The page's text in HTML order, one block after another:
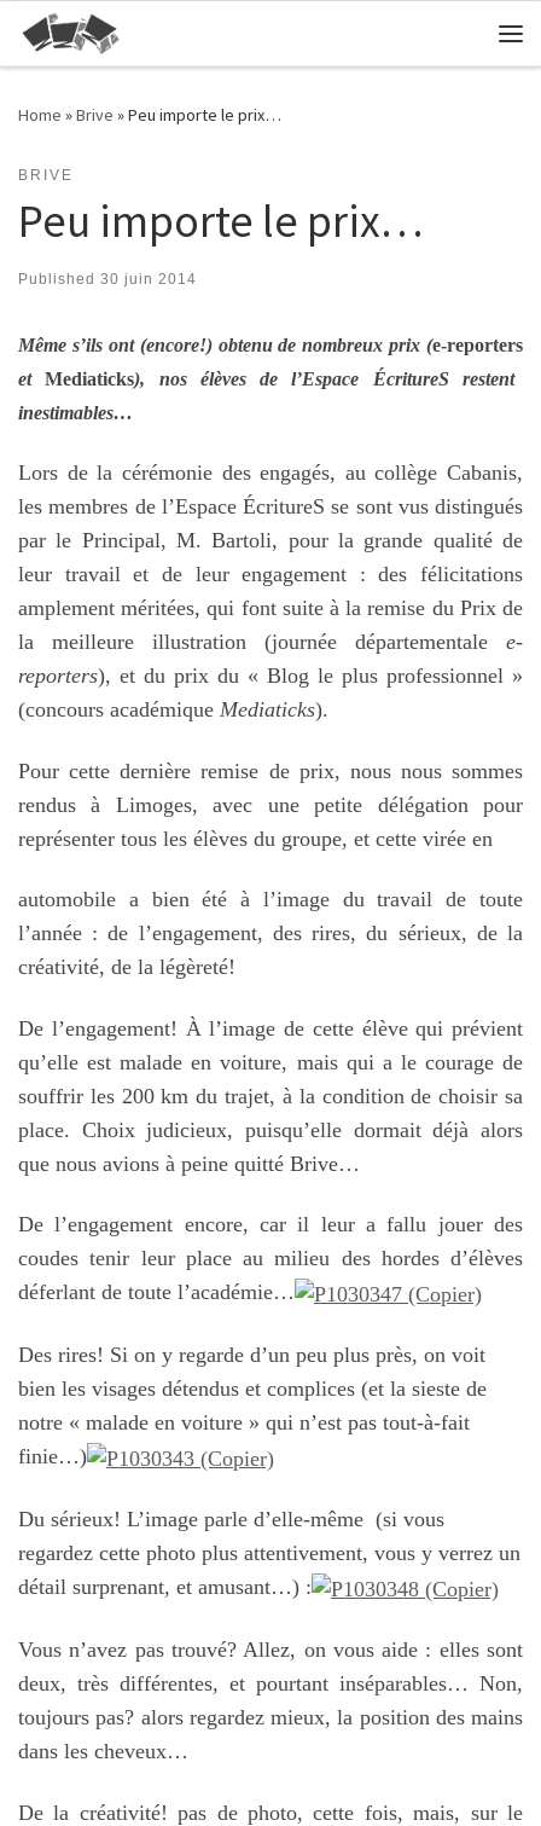
Skip to content
Home »Brive »Peu importe le prix…
BRIVE
Peu importe le prix…
Published 30 juin 2014
Même s’ils ont (encore!) obtenu de nombreux prix (e-reporters
etMediaticks), nos élèves de l’Espace ÉcritureS restent
inestimables…
Lors de la cérémonie des engagés, au collège Cabanis,
les membres de l’Espace ÉcritureS se sont vus distingués
par le Principal, M. Bartoli, pour la grande qualité de
leur travail et de leur engagement : des félicitations
amplement méritées, qui font suite à la remise du Prix de
la meilleure illustration (journée départementale e-
reporters), et du prix du « Blog le plus professionnel »
(concours académique Mediaticks).
Pour cette dernière remise de prix, nous nous sommes
rendus à Limoges, avec une petite délégation pour
représenter tous les élèves du groupe, et cette virée en
automobile a bien été à l’image du travail de toute
l’année : de l’engagement, des rires, du sérieux, de la
créativité, de la légèreté!
De l’engagement! À l’image de cette élève qui prévient
qu’elle est malade en voiture, mais qui a le courage de
souffrir les 200 km du trajet, à la condition de choisir sa
place. Choix judicieux, puisqu’elle dormait déjà alors
que nous avions à peine quitté Brive…
De l’engagement encore, car il leur a fallu jouer des
coudes tenir leur place au milieu des hordes d’élèves
déferlant de toute l’académie…
Des rires! Si on y regarde d’un peu plus près, on voit
bien les visages détendus et complices (et la sieste de
notre « malade en voiture » qui n’est pas tout-à-fait
finie…)
Du sérieux! L’image parle d’elle-même (si vous
regardez cette photo plus attentivement, vous y verrez un
détail surprenant, et amusant…) :
Vous n’avez pas trouvé? Allez, on vous aide : elles sont
deux, très différentes, et pourtant inséparables… Non,
toujours pas? alors regardez mieux, la position des mains
dans les cheveux…
De la créativité! pas de photo, cette fois, mais, sur le